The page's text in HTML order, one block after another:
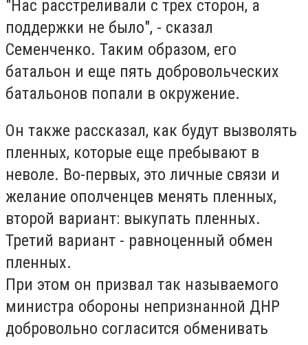
"Нас расстреливали с трех сторон, а
поддержки не было", - сказал
Семенченко. Таким образом, его
батальон и еще пять добровольческих
батальонов попали в окружение.
Он также рассказал, как будут вызволять
пленных, которые еще пребывают в
неволе. Во-первых, это личные связи и
желание ополченцев менять пленных,
второй вариант: выкупать пленных.
Третий вариант - равноценный обмен
пленных.
При этом он призвал так называемого
министра обороны непризнанной ДНР
добровольно согласится обменивать